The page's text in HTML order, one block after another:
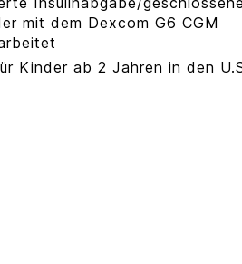
mit dem Dexcom G6 CGM
Kinder ab 2 Jahren in den